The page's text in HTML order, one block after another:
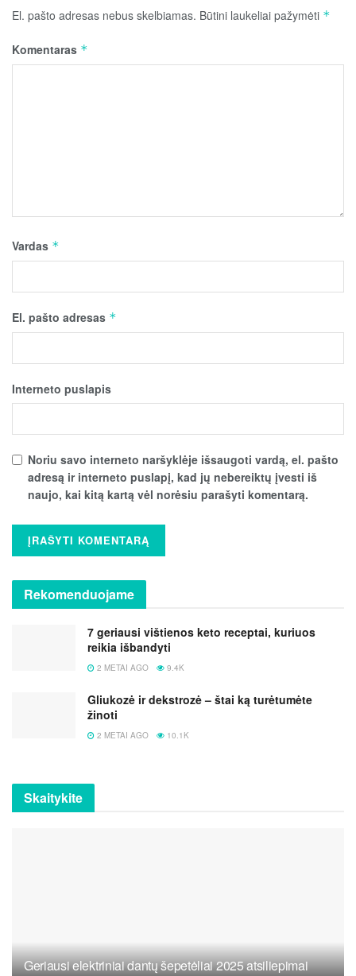
El. pašto adresas nebus skelbiamas. Būtini laukeliai pažymėti *
Komentaras *
Vardas *
El. pašto adresas *
Interneto puslapis
Noriu savo interneto naršyklėje išsaugoti vardą, el. pašto
adresą ir interneto puslapį, kad jų nebereiktų įvesti iš
naujo, kai kitą kartą vėl norėsiu parašyti komentarą.
Rekomenduojame
7 geriausi vištienos keto receptai, kuriuos
reikia išbandyti
2 METAI AGO 9.4K
Gliukozė ir dekstrozė – štai ką turėtumėte
žinoti
2 METAI AGO 10.1K
Skaitykite
Geriausi elektriniai dantų šepetėliai 2025 atsiliepimai